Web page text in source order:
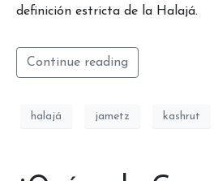
definición estricta de la Halajá.
Continue reading
halajá jametz kashrut